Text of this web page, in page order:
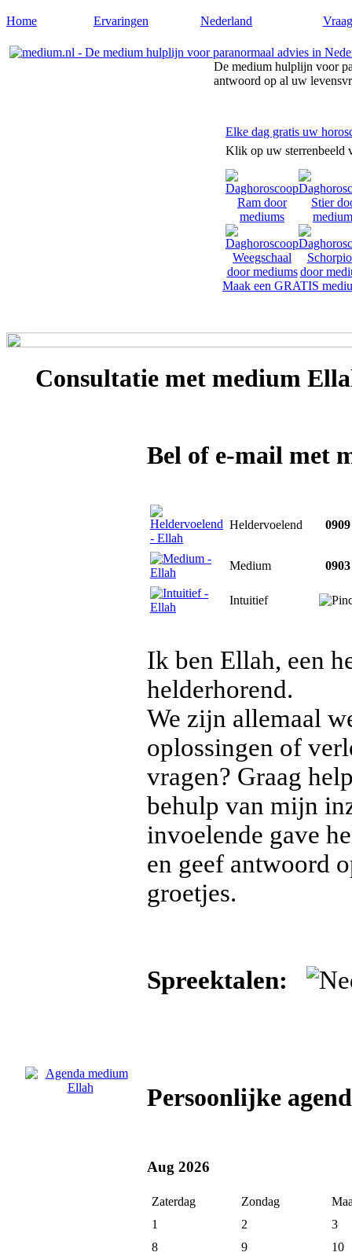
Home Ervaringen Nederland
De medium hulplijn voor
antwoord op al uw
Elke dag gratis uw
Klik op uw sterrenbeeld
Maak een GRATIS
Consultatie met medium
Bel of e-mail met
Heldervoelend
Medium
Intuitief
Ik ben Ellah, een
helderhorend.
We zijn allemaal
oplossingen of
vragen? Graag
behulp van mijn
invoelende gave
en geef antwoord
groetjes.
Spreektalen:
Persoonlijke
Aug 2026
Zaterdag Zondag
1
2
3
8
9
10